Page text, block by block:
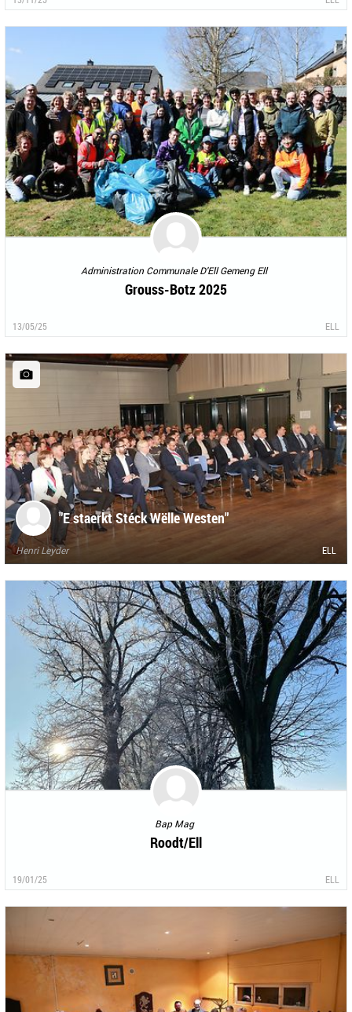
Administration Communale D'Ell Gemeng Ell
Grouss-Botz 2025
13/05/25 ELL
"E staerkt Stéck Wëlle Westen"
Henri Leyder ELL
Bap Mag
Roodt/Ell
19/01/25 ELL